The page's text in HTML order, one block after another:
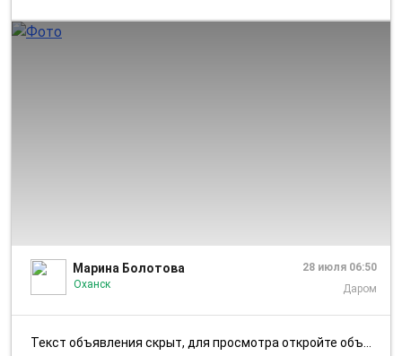
Марина Болотова
Оханск
28 июля 06:50
Даром
Текст объявления скрыт, для просмотра откройте объявление в приложении...